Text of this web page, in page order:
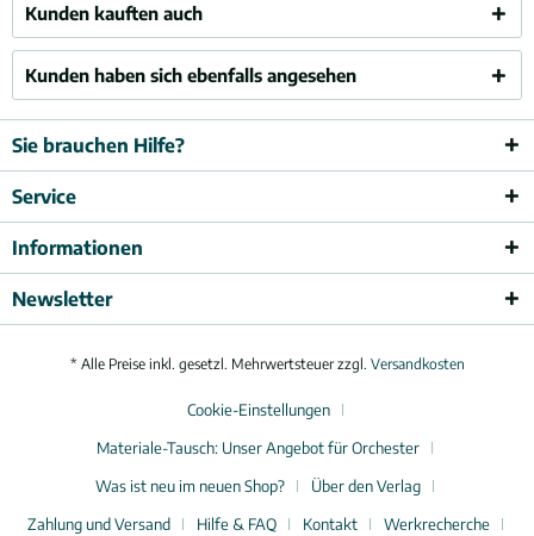
Kunden kauften auch
Kunden haben sich ebenfalls angesehen
Sie brauchen Hilfe?
Service
Informationen
Newsletter
* Alle Preise inkl. gesetzl. Mehrwertsteuer zzgl. Versandkosten
Cookie-Einstellungen
Materiale-Tausch: Unser Angebot für Orchester
Was ist neu im neuen Shop?
Über den Verlag
Zahlung und Versand
Hilfe & FAQ Kontakt
Werkrecherche